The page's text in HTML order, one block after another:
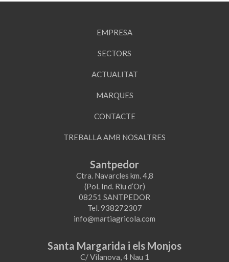
EMPRESA
SECTORS
ACTUALITAT
MARQUES
CONTACTE
TREBALLA AMB NOSALTRES
Santpedor
Ctra. Navarcles km. 4,8
(Pol. Ind. Riu d’Or)
08251 SANTPEDOR
Tel. 938272307
info@martiagricola.com
Santa Margarida i els Monjos
C/ Vilanova, 4 Nau 1